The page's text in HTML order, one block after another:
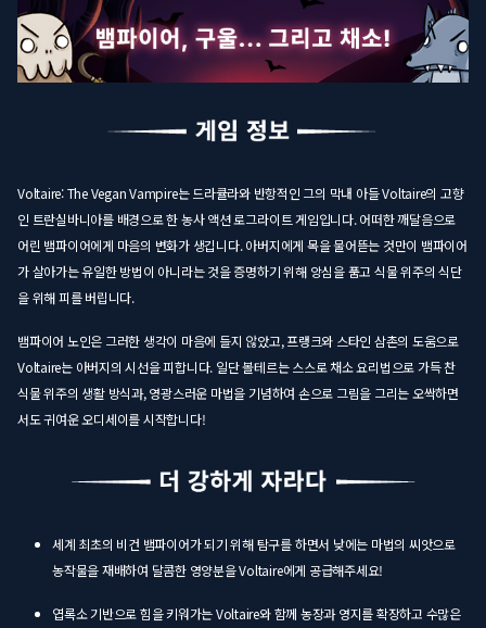
Voltaire: The Vegan Vampire는 드라큘라와 반항적인 그의 막내 아들 Voltaire의 고향
인 트란실바니아를 배경으로 한 농사 액션 로그라이트 게임입니다. 어떠한 깨달음으로
어린 뱀파이어에게 마음의 변화가 생깁니다. 아버지에게 목을 물어뜯는 것만이 뱀파이어
가 살아가는 유일한 방법이 아니라는 것을 증명하기 위해 앙심을 품고 식물 위주의 식단
을 위해 피를 버립니다.
뱀파이어 노인은 그러한 생각이 마음에 들지 않았고, 프랭크와 스타인 삼촌의 도움으로
Voltaire는 아버지의 시선을 피합니다. 일단 볼테르는 스스로 채소 요리법으로 가득 찬
식물 위주의 생활 방식과, 영광스러운 마법을 기념하여 손으로 그림을 그리는 오싹하면
서도 귀여운 오디세이를 시작합니다!
세계 최초의 비건 뱀파이어가 되기 위해 탐구를 하면서 낮에는 마법의 씨앗으로
농작물을 재배하여 달콤한 영양분을 Voltaire에게 공급해주세요!
엽록소 기반으로 힘을 키워가는 Voltaire와 함께 농장과 영지를 확장하고 수많은